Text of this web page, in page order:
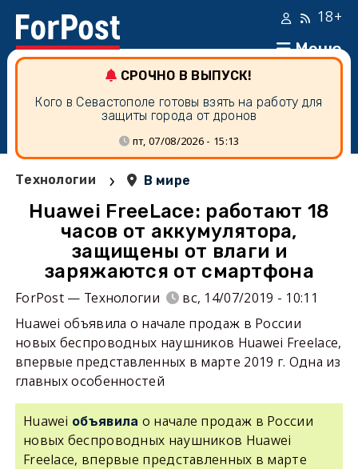
Меню
18+
СРОЧНО В ВЫПУСК!
Кого в Севастополе готовы взять на работу для
защиты города от дронов
пт, 07/08/2026 - 15:13
Технологии › В мире
Huawei FreeLace: работают 18
часов от аккумулятора,
защищены от влаги и
заряжаются от смартфона
ForPost — Технологии
вс, 14/07/2019 - 10:11
Huawei объявила о начале продаж в России
новых беспроводных наушников Huawei Freelace,
впервые представленных в марте 2019 г. Одна из
главных особенностей
Huawei объявила о начале продаж в России
новых беспроводных наушников Huawei
Freelace, впервые представленных в марте